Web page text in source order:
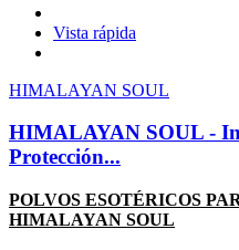
Vista rápida
HIMALAYAN SOUL
HIMALAYAN SOUL -
Protección...
POLVOS ESOTÉRICOS
HIMALAYAN SOUL